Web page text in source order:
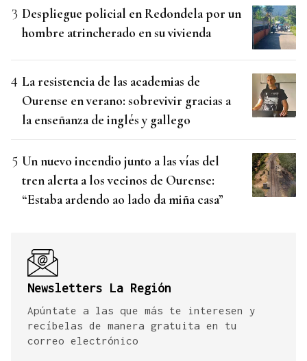
Despliegue policial en Redondela por un
hombre atrincherado en su vivienda
La resistencia de las academias de
Ourense en verano: sobrevivir gracias a
la enseñanza de inglés y gallego
Un nuevo incendio junto a las vías del
tren alerta a los vecinos de Ourense:
“Estaba ardendo ao lado da miña casa”
Newsletters La Región
Apúntate a las que más te interesen y
recíbelas de manera gratuita en tu
correo electrónico